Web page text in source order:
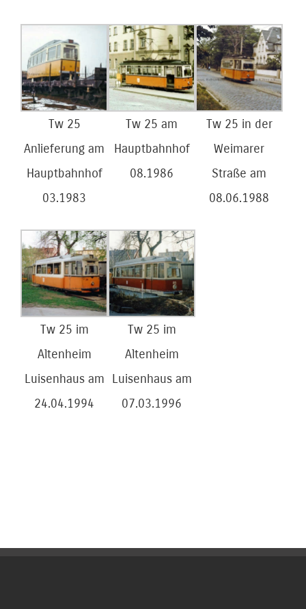
Tw 25
Anlieferung am
Hauptbahnhof
03.1983
Tw 25 am
Hauptbahnhof
08.1986
Tw 25 in der
Weimarer
Straße am
08.06.1988
Tw 25 im
Altenheim
Luisenhaus am
24.04.1994
Tw 25 im
Altenheim
Luisenhaus am
07.03.1996